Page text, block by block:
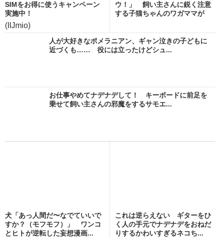
SIMをお得に使うキャンペーン
実施中！
(IIJmio)
ウ！」 飼い主さんに鋭く注意
する子猫ちゃんのワガママが
人が大好きなポメラニアン、ギャン泣きの子どもに
近づくも…… 役には立ったけどシュ...
お仕事やめてナデナデして！ キーボードに前足を
乗せて飼い主さんの邪魔をするサモエ...
犬「あっ人間だ〜なでていいで
すか？（モフモフ）」 ワンコ
とヒトが逆転した妄想漫画...
これは逆らえない ギターをひ
く人の手元でナデナデをおねだ
りするかわいすぎるネコち...